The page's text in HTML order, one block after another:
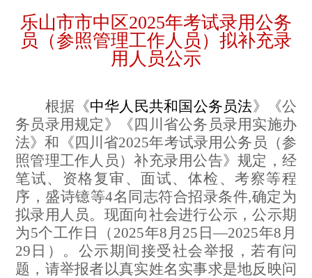
乐山市市中区2025年考试录用公务
员（参照管理工作人员）拟补充录
用人员公示
根据《中华人民共和国公务员法》《公
务员录用规定》《四川省公务员录用实施办
法》和《四川省2025年考试录用公务员（参
照管理工作人员）补充录用公告》规定，经
笔试、资格复审、面试、体检、考察等程
序，盛诗镱等4名同志符合招录条件,确定为
拟录用人员。现面向社会进行公示，公示期
为5个工作日（2025年8月25日—2025年8月
29日）。公示期间接受社会举报，若有问
题，请举报者以真实姓名实事求是地反映问